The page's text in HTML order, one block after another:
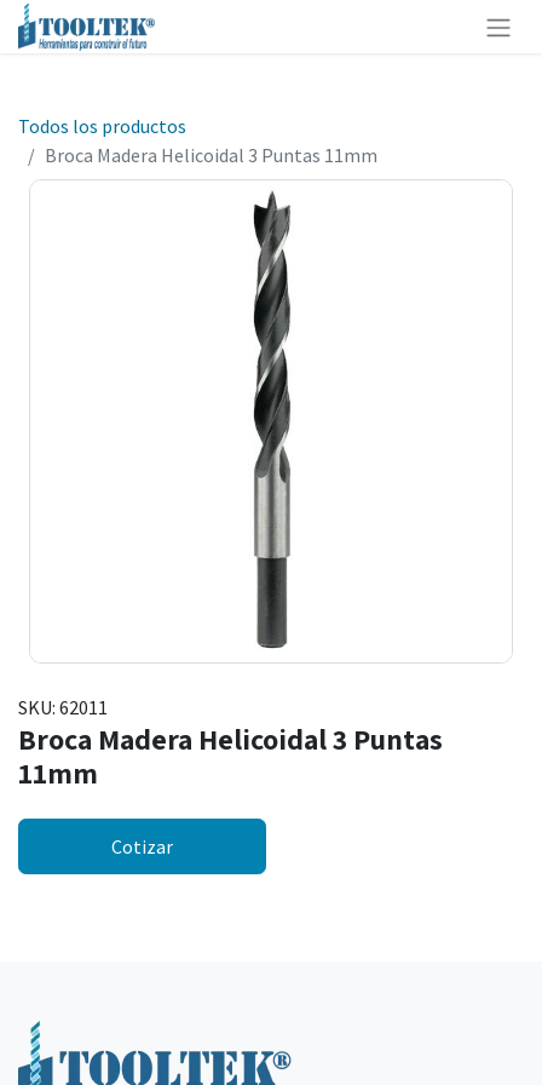
Todos los productos
Broca Madera Helicoidal 3 Puntas 11mm
SKU: 62011
Broca Madera Helicoidal 3 Puntas
11mm
Cotizar